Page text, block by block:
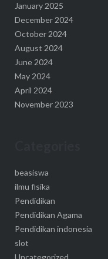
January 2025
December 2024
October 2024
August 2024
June 2024
May 2024
April 2024
November 2023
beasiswa
ilmu fisika
Pendidikan
Pendidikan Agama
Pendidikan indonesia
slot
Uncategorized